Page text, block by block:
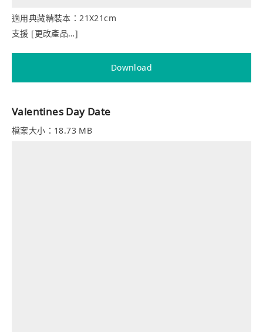
適用典藏精裝本：21X21cm
支援 [更改產品…]
Download
Valentines Day Date
檔案大小：18.73 MB